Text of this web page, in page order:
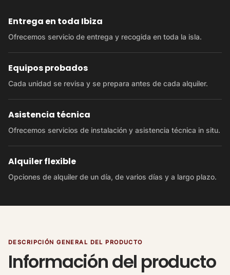
Entrega en toda Ibiza
Ofrecemos servicio de entrega y recogida en toda la isla.
Equipos probados
Cada unidad se revisa y se prepara antes de cada alquiler.
Asistencia técnica
Ofrecemos servicios de instalación y asistencia técnica in situ.
Alquiler flexible
Opciones de alquiler de un día, de varios días y a largo plazo.
DESCRIPCIÓN GENERAL DEL PRODUCTO
Información del producto